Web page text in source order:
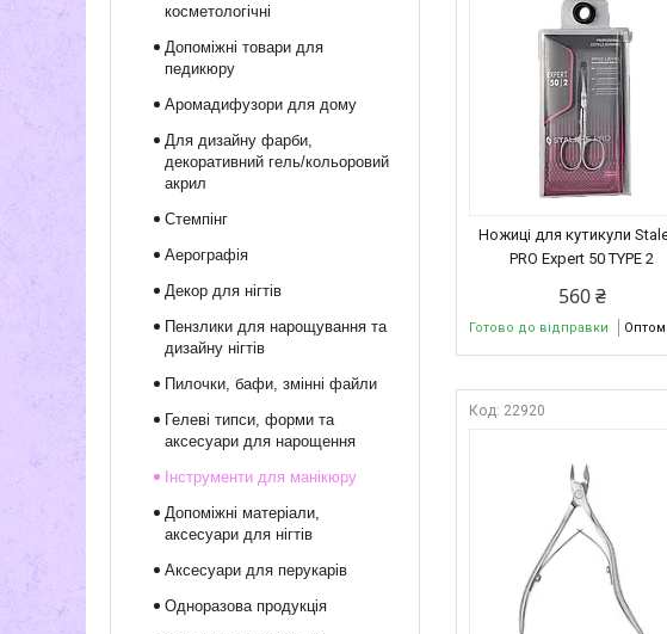
Ножиці для кутикули
PRO Expert 50 TYPE 2
560 ₴
Готово до відправки Оптом
22920
косметологічні
Допоміжні товари для
педикюру
Аромадифузори для дому
Для дизайну фарби,
декоративний гель/кольоровий
акрил
Стемпінг
Аерографія
Декор для нігтів
Пензлики для нарощування та
дизайну нігтів
Пилочки, бафи, змінні файли
Гелеві типси, форми та
аксесуари для нарощення
Інструменти для манікюру
Допоміжні матеріали,
аксесуари для нігтів
Аксесуари для перукарів
Одноразова продукція